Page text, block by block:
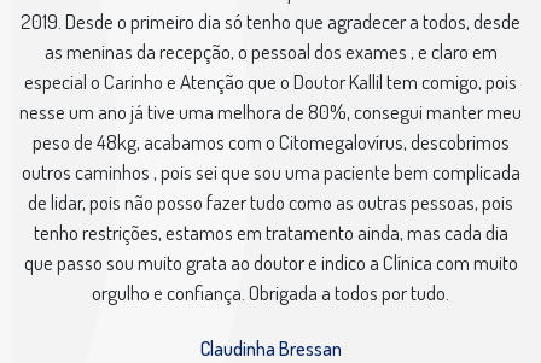
2019. Desde o primeiro dia só tenho que agradecer a todos, desde
as meninas da recepção, o pessoal dos exames , e claro em
especial o Carinho e Atenção que o Doutor Kallil tem comigo, pois
nesse um ano já tive uma melhora de 80%, consegui manter meu
peso de 48kg, acabamos com o Citomegalovírus, descobrimos
outros caminhos , pois sei que sou uma paciente bem complicada
de lidar, pois não posso fazer tudo como as outras pessoas, pois
tenho restrições, estamos em tratamento ainda, mas cada dia
que passo sou muito grata ao doutor e indico a Clínica com muito
orgulho e confiança. Obrigada a todos por tudo.
Claudinha Bressan